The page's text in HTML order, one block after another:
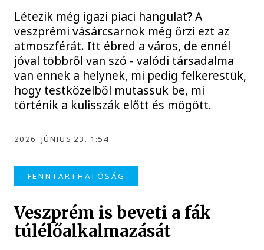
Létezik még igazi piaci hangulat? A
veszprémi vásárcsarnok még őrzi ezt az
atmoszférát. Itt ébred a város, de ennél
jóval többről van szó - valódi társadalma
van ennek a helynek, mi pedig felkerestük,
hogy testközelből mutassuk be, mi
történik a kulisszák előtt és mögött.
2026. JÚNIUS 23. 1:54
FENNTARTHATÓSÁG
Veszprém is beveti a fák
túlélőalkalmazását